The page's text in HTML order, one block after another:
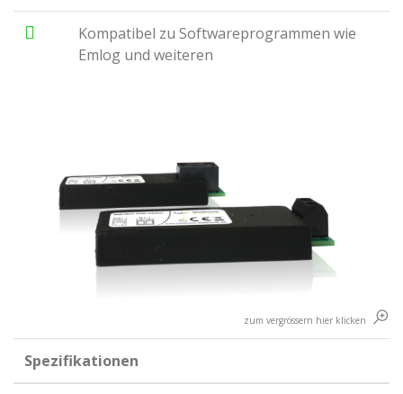
Kompatibel zu Softwareprogrammen wie
Emlog und weiteren
zum vergrössern hier klicken
Spezifikationen